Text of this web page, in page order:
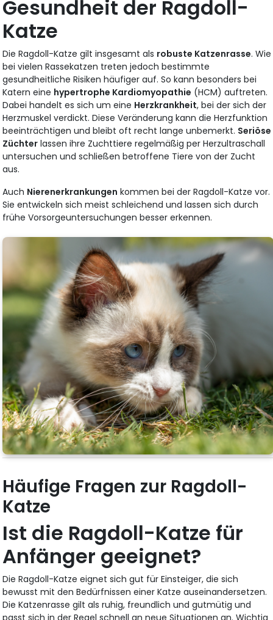
Gesundheit der Ragdoll-
Katze
Die Ragdoll-Katze gilt insgesamt als robuste Katzenrasse. Wie
bei vielen Rassekatzen treten jedoch bestimmte
gesundheitliche Risiken häufiger auf. So kann besonders bei
Katern eine hypertrophe Kardiomyopathie (HCM) auftreten.
Dabei handelt es sich um eine Herzkrankheit, bei der sich der
Herzmuskel verdickt. Diese Veränderung kann die Herzfunktion
beeinträchtigen und bleibt oft recht lange unbemerkt. Seriöse
Züchter lassen ihre Zuchttiere regelmäßig per Herzultraschall
untersuchen und schließen betroffene Tiere von der Zucht
aus.
Auch Nierenerkrankungen kommen bei der Ragdoll-Katze vor.
Sie entwickeln sich meist schleichend und lassen sich durch
frühe Vorsorgeuntersuchungen besser erkennen.
Häufige Fragen zur Ragdoll-
Katze
Ist die Ragdoll-Katze für
Anfänger geeignet?
Die Ragdoll-Katze eignet sich gut für Einsteiger, die sich
bewusst mit den Bedürfnissen einer Katze auseinandersetzen.
Die Katzenrasse gilt als ruhig, freundlich und gutmütig und
passt sich in der Regel schnell an neue Situationen an. Wichtig